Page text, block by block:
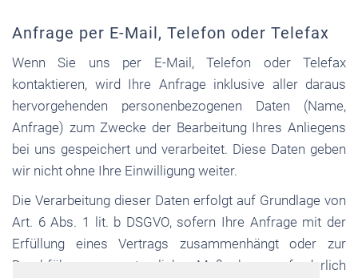
Anfrage per E-Mail, Telefon oder Telefax
Wenn Sie uns per E-Mail, Telefon oder Telefax
kontaktieren, wird Ihre Anfrage inklusive aller daraus
hervorgehenden personenbezogenen Daten (Name,
Anfrage) zum Zwecke der Bearbeitung Ihres Anliegens
bei uns gespeichert und verarbeitet. Diese Daten geben
wir nicht ohne Ihre Einwilligung weiter.
Die Verarbeitung dieser Daten erfolgt auf Grundlage von
Art. 6 Abs. 1 lit. b DSGVO, sofern Ihre Anfrage mit der
Erfüllung eines Vertrags zusammenhängt oder zur
Durchführung vorvertraglicher Maßnahmen erforderlich